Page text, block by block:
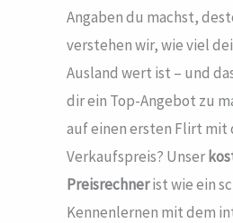
Angaben du machst,
verstehen wir, wie viel
Ausland wert ist – und
dir ein Top-Angebot zu
auf einen ersten Flirt mit
Verkaufspreis? Unser
Preisrechnerist wie ein
Kennenlernen mit dem